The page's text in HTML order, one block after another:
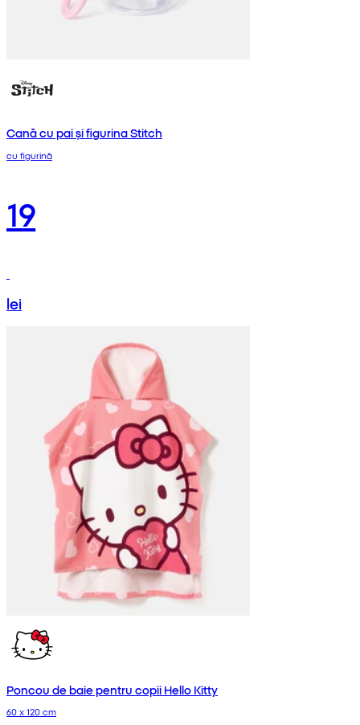
Cană cu pai și figurina Stitch
cu figurină
19
lei
Poncou de baie pentru copii Hello Kitty
60 x 120 cm